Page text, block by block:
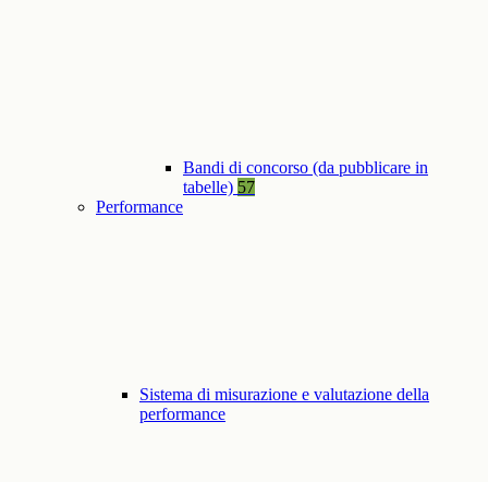
Bandi di concorso (da pubblicare in
tabelle) 57
Performance
Sistema di misurazione e valutazione della
performance